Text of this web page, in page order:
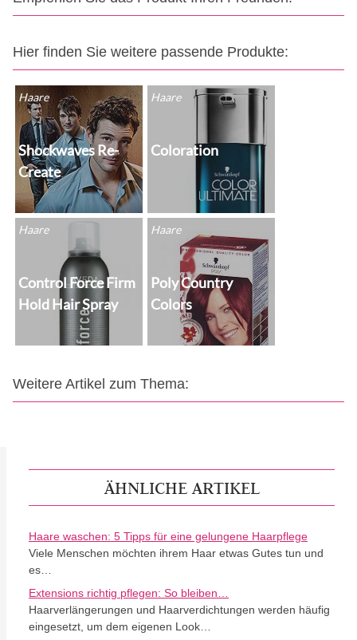
Hier finden Sie weitere passende Produkte:
Haare
Shockwaves Re-
Create
Haare
Coloration
Haare
Control Force Firm
Hold Hair Spray
Haare
Poly Country
Colors
Weitere Artikel zum Thema:
ÄHNLICHE ARTIKEL
Haare waschen: 5 Tipps für eine gelungene Haarpflege
Viele Menschen möchten ihrem Haar etwas Gutes tun und
es…
Extensions richtig pflegen: So bleiben…
Haarverlängerungen und Haarverdichtungen werden häufig
eingesetzt, um dem eigenen Look…